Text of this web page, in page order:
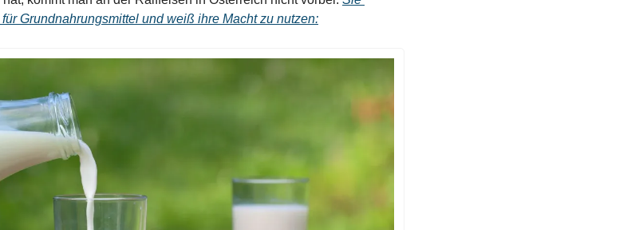
Grundnahrungsmittel und weiß ihre Macht zu nutzen: